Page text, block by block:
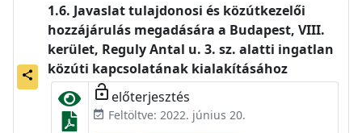
share
Javaslat tulajdonosi és közútkezelői
hozzájárulás megadására a Budapest, VIII.
kerület, Reguly Antal u. 3. sz. alatti ingatlan
közúti kapcsolatának kialakításához
lock_open előterjesztés
event_available Feltöltve: 2022. június 20.